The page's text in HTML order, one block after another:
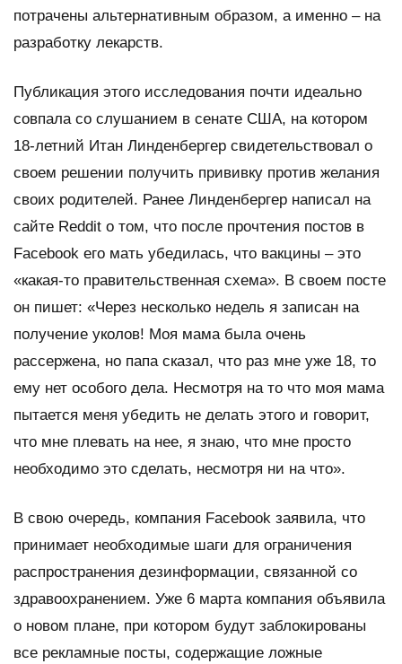
потрачены альтернативным образом, а именно – на
разработку лекарств.
Публикация этого исследования почти идеально
совпала со слушанием в сенате США, на котором
18-летний Итан Линденбергер свидетельствовал о
своем решении получить прививку против желания
своих родителей. Ранее Линденбергер написал на
сайте Reddit о том, что после прочтения постов в
Facebook его мать убедилась, что вакцины – это
«какая-то правительственная схема». В своем посте
он пишет: «Через несколько недель я записан на
получение уколов! Моя мама была очень
рассержена, но папа сказал, что раз мне уже 18, то
ему нет особого дела. Несмотря на то что моя мама
пытается меня убедить не делать этого и говорит,
что мне плевать на нее, я знаю, что мне просто
необходимо это сделать, несмотря ни на что».
В свою очередь, компания Facebook заявила, что
принимает необходимые шаги для ограничения
распространения дезинформации, связанной со
здравоохранением. Уже 6 марта компания объявила
о новом плане, при котором будут заблокированы
все рекламные посты, содержащие ложные